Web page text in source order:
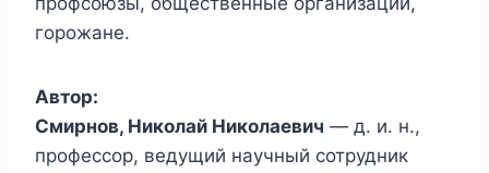
горожане.
Автор:
Смирнов, Николай Николаевич — д. и. н.,
профессор, ведущий научный сотрудник